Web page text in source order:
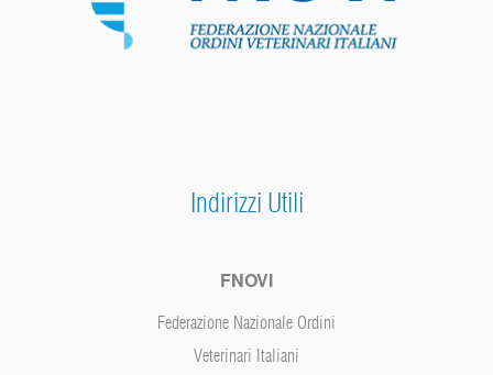
Indirizzi Utili
FNOVI
Federazione Nazionale Ordini
Veterinari Italiani